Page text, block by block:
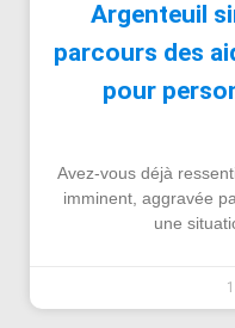
Argenteuil
parcours des
pour
Avez-vous déjà
imminent, aggravée
une